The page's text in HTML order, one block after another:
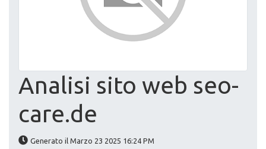
Analisi sito web seo-
care.de
Generato il Marzo 23 2025 16:24 PM